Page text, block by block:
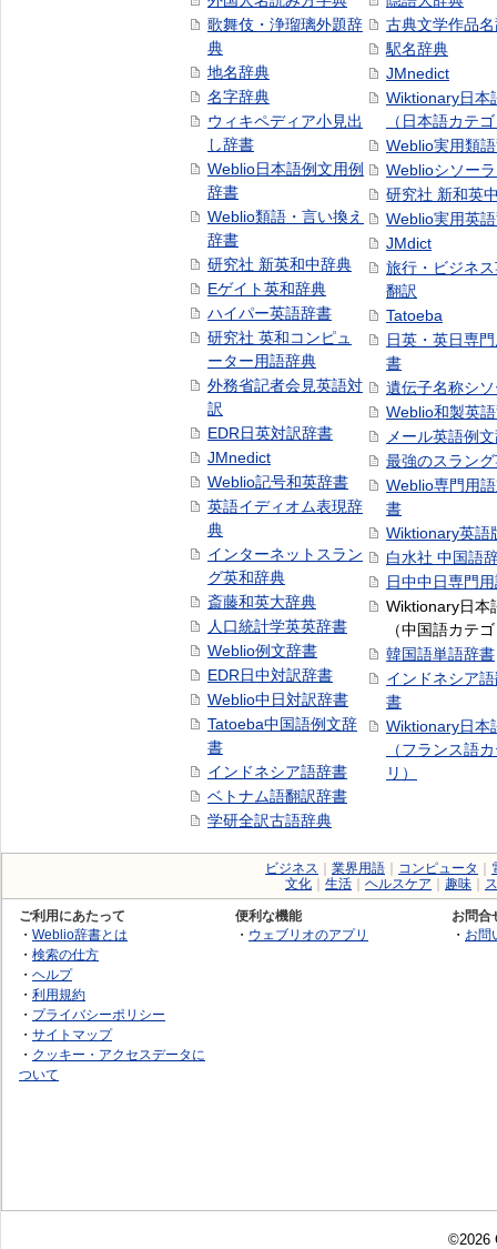
歌舞伎・浄瑠璃外題辞
典
地名辞典
名字辞典
ウィキペディア小見出
し辞書
Weblio日本語例文用例
辞書
Weblio類語・言い換え
辞書
研究社 新英和中辞典
Eゲイト英和辞典
ハイパー英語辞書
研究社 英和コンピュ
ーター用語辞典
外務省記者会見英語対
訳
EDR日英対訳辞書
JMnedict
Weblio記号和英辞書
英語イディオム表現辞
典
インターネットスラン
グ英和辞典
斎藤和英大辞典
人口統計学英英辞書
Weblio例文辞書
EDR日中対訳辞書
Weblio中日対訳辞書
Tatoeba中国語例文辞
書
インドネシア語辞書
ベトナム語翻訳辞書
学研全訳古語辞典
古典文学作品
駅名辞典
JMnedict
Wiktionary日本
（日本語カテ
Weblio実用類
Weblioシソー
研究社 新和英
Weblio実用英
JMdict
旅行・ビジネ
翻訳
Tatoeba
日英・英日専
書
遺伝子名称シ
Weblio和製英
メール英語例
最強のスラン
Weblio専門用
書
Wiktionary英語
白水社 中国語
日中中日専門
Wiktionary日本
（中国語カテ
韓国語単語辞書
インドネシア
書
Wiktionary日本
（フランス語
リ）
ビジネス 業界用語 コンピュータ
文化
生活 ヘルスケア 趣味
ご利用にあたって
・ Weblio辞書とは
・ 検索の仕方
・ ヘルプ
・ 利用規約
・ プライバシーポリシー
・ サイトマップ
・ クッキー・アクセスデータに
ついて
便利な機能
・ ウェブリオのアプリ
お問合
・ お問
©2026